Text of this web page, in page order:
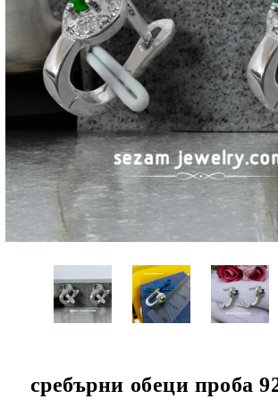
сребърни обеци проба